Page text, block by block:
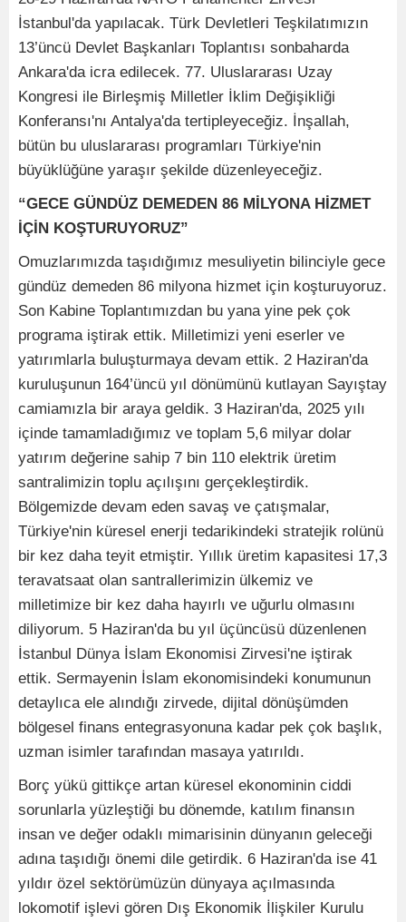
İstanbul'da yapılacak. Türk Devletleri Teşkilatımızın
13’üncü Devlet Başkanları Toplantısı sonbaharda
Ankara'da icra edilecek. 77. Uluslararası Uzay
Kongresi ile Birleşmiş Milletler İklim Değişikliği
Konferansı'nı Antalya'da tertipleyeceğiz. İnşallah,
bütün bu uluslararası programları Türkiye'nin
büyüklüğüne yaraşır şekilde düzenleyeceğiz.
“GECE GÜNDÜZ DEMEDEN 86 MİLYONA HİZMET
İÇİN KOŞTURUYORUZ”
Omuzlarımızda taşıdığımız mesuliyetin bilinciyle gece
gündüz demeden 86 milyona hizmet için koşturuyoruz.
Son Kabine Toplantımızdan bu yana yine pek çok
programa iştirak ettik. Milletimizi yeni eserler ve
yatırımlarla buluşturmaya devam ettik. 2 Haziran'da
kuruluşunun 164’üncü yıl dönümünü kutlayan Sayıştay
camiamızla bir araya geldik. 3 Haziran'da, 2025 yılı
içinde tamamladığımız ve toplam 5,6 milyar dolar
yatırım değerine sahip 7 bin 110 elektrik üretim
santralimizin toplu açılışını gerçekleştirdik.
Bölgemizde devam eden savaş ve çatışmalar,
Türkiye'nin küresel enerji tedarikindeki stratejik rolünü
bir kez daha teyit etmiştir. Yıllık üretim kapasitesi 17,3
teravatsaat olan santrallerimizin ülkemiz ve
milletimize bir kez daha hayırlı ve uğurlu olmasını
diliyorum. 5 Haziran'da bu yıl üçüncüsü düzenlenen
İstanbul Dünya İslam Ekonomisi Zirvesi'ne iştirak
ettik. Sermayenin İslam ekonomisindeki konumunun
detaylıca ele alındığı zirvede, dijital dönüşümden
bölgesel finans entegrasyonuna kadar pek çok başlık,
uzman isimler tarafından masaya yatırıldı.
Borç yükü gittikçe artan küresel ekonominin ciddi
sorunlarla yüzleştiği bu dönemde, katılım finansın
insan ve değer odaklı mimarisinin dünyanın geleceği
adına taşıdığı önemi dile getirdik. 6 Haziran'da ise 41
yıldır özel sektörümüzün dünyaya açılmasında
lokomotif işlevi gören Dış Ekonomik İlişkiler Kurulu